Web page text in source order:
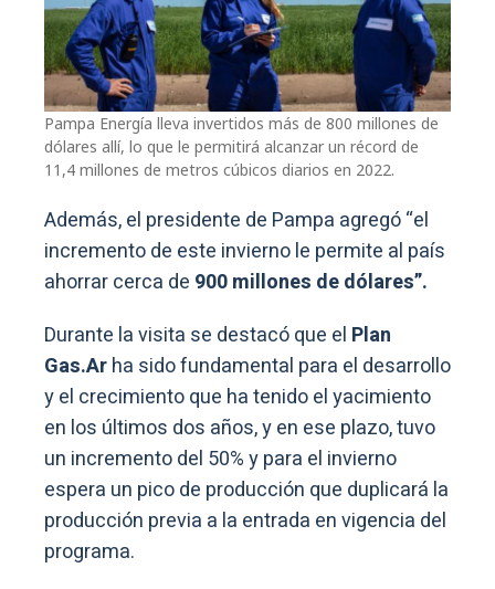
Pampa Energía lleva invertidos más de 800 millones de
dólares allí, lo que le permitirá alcanzar un récord de
11,4 millones de metros cúbicos diarios en 2022.
Además, el presidente de Pampa agregó “el
incremento de este invierno le permite al país
ahorrar cerca de 900 millones de dólares”.
Durante la visita se destacó que el Plan
Gas.Arha sido fundamental para el desarrollo
y el crecimiento que ha tenido el yacimiento
en los últimos dos años, y en ese plazo, tuvo
un incremento del 50% y para el invierno
espera un pico de producción que duplicará la
producción previa a la entrada en vigencia del
programa.